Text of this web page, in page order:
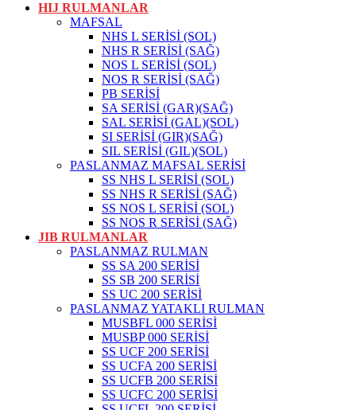
HIJ RULMANLAR
MAFSAL
NHS L SERİSİ (SOL)
NHS R SERİSİ (SAĞ)
NOS L SERİSİ (SOL)
NOS R SERİSİ (SAĞ)
PB SERİSİ
SA SERİSİ (GAR)(SAĞ)
SAL SERİSİ (GAL)(SOL)
SI SERİSİ (GIR)(SAĞ)
SIL SERİSİ (GIL)(SOL)
PASLANMAZ MAFSAL SERİSİ
SS NHS L SERİSİ (SOL)
SS NHS R SERİSİ (SAĞ)
SS NOS L SERİSİ (SOL)
SS NOS R SERİSİ (SAĞ)
JIB RULMANLAR
PASLANMAZ RULMAN
SS SA 200 SERİSİ
SS SB 200 SERİSİ
SS UC 200 SERİSİ
PASLANMAZ YATAKLI RULMAN
MUSBFL 000 SERİSİ
MUSBP 000 SERİSİ
SS UCF 200 SERİSİ
SS UCFA 200 SERİSİ
SS UCFB 200 SERİSİ
SS UCFC 200 SERİSİ